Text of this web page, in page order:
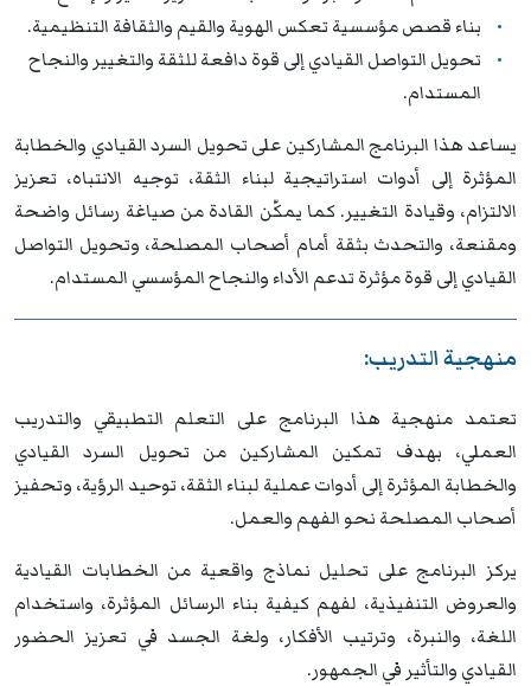
بناء قصص مؤسسية تعكس الهوية والقيم والثقافة التنظيمية.
تحويل التواصل القيادي إلى قوة دافعة للثقة والتغيير والنجاح
المستدام.
يساعد هذا البرنامج المشاركين على تحويل السرد القيادي والخطابة
المؤثرة إلى أدوات استراتيجية لبناء الثقة، توجيه الانتباه، تعزيز
الالتزام، وقيادة التغيير. كما يمكّن القادة من صياغة رسائل واضحة
ومقنعة، والتحدث بثقة أمام أصحاب المصلحة، وتحويل التواصل
القيادي إلى قوة مؤثرة تدعم الأداء والنجاح المؤسسي المستدام.
منهجية التدريب:
تعتمد منهجية هذا البرنامج على التعلم التطبيقي والتدريب
العملي، بهدف تمكين المشاركين من تحويل السرد القيادي
والخطابة المؤثرة إلى أدوات عملية لبناء الثقة، توحيد الرؤية، وتحفيز
أصحاب المصلحة نحو الفهم والعمل.
يركز البرنامج على تحليل نماذج واقعية من الخطابات القيادية
والعروض التنفيذية، لفهم كيفية بناء الرسائل المؤثرة، واستخدام
اللغة، والنبرة، وترتيب الأفكار، ولغة الجسد في تعزيز الحضور
القيادي والتأثير في الجمهور.